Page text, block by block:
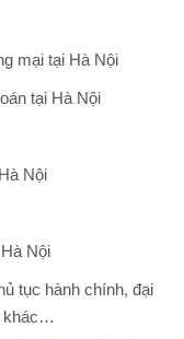
mại tại Hà Nội
tại Hà Nội
Nội
Nội
tục hành chính, đại
khác…